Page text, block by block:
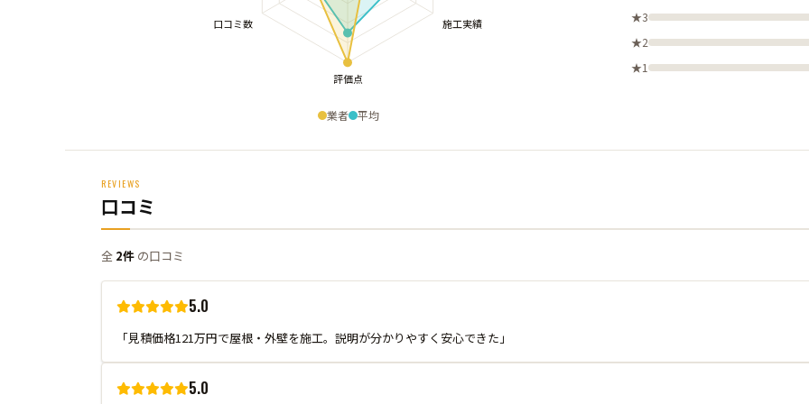
業者 平均
★3
★2
★1
REVIEWS
口コミ
全 2件 の口コミ
5.0
「見積価格121万円で屋根・外壁を施工。説明が分かりやすく安心できた」
5.0